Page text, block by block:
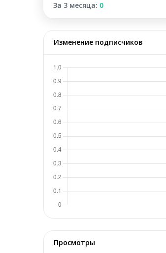
За 3 месяца: 0
Изменение подписчиков
Просмотры